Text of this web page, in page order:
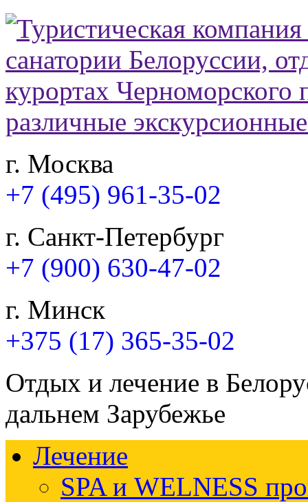
г. Москва
+7 (495) 961-35-02
г. Санкт-Петербург
+7 (900) 630-47-02
г. Минск
+375 (17) 365-35-02
Отдых и лечение в
дальнем Зарубежье
Лечение
SPA и WELNESS